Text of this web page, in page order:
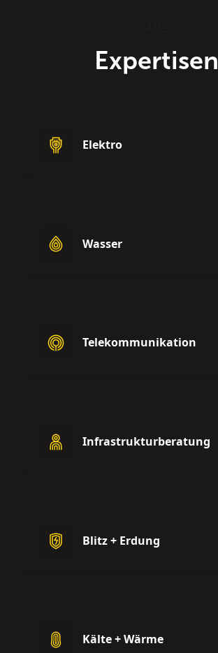
Expertisen
Elektro
Wasser
Telekommunikation
Infrastrukturberatung
Blitz + Erdung
Kälte + Wärme